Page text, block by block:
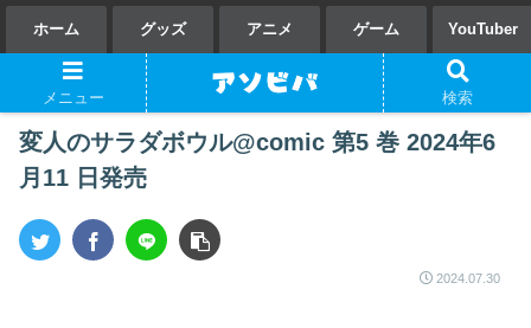
ホーム グッズ アニメ ゲーム YouTuber
変人のサラダボウル@comic 第5 巻 2024年6
月11 日発売
2024.07.30
メニュー 検索